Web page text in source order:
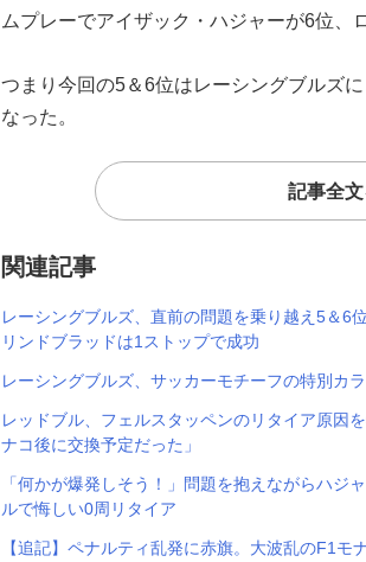
ムプレーでアイザック・ハジャーが6位、
つまり今回の5＆6位はレーシングブルズ
なった。
記事全
関連記事
レーシングブルズ、直前の問題を乗り越え5＆6
リンドブラッドは1ストップで成功
レーシングブルズ、サッカーモチーフの特別カ
レッドブル、フェルスタッペンのリタイア原因
ナコ後に交換予定だった」
「何かが爆発しそう！」問題を抱えながらハジ
ルで悔しい0周リタイア
【追記】ペナルティ乱発に赤旗。大波乱のF1